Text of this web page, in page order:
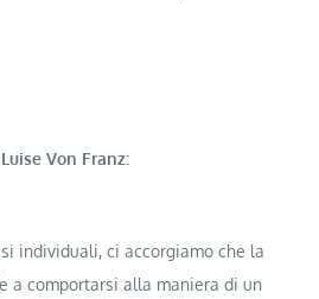
Von Franz:
individuali, ci accorgiamo che la
a comportarsi alla maniera di un